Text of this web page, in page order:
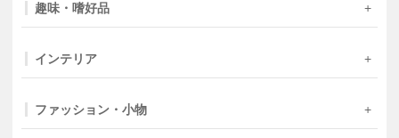
趣味・嗜好品
インテリア
ファッション・小物